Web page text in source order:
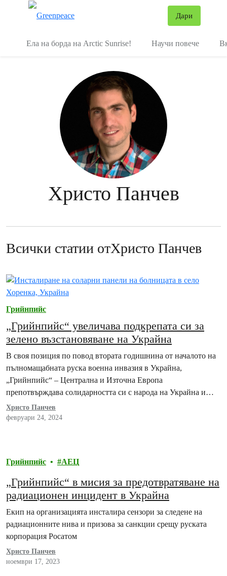
Дари
Ела на борда на Arctic Sunrise! Научи повече
Христо Панчев
Всички статии отХристо Панчев
Грийнпийс
„Грийнпийс“ увеличава подкрепата си за
зелено възстановяване на Украйна
В своя позиция по повод втората годишнина от началото на
пълномащабната руска военна инвазия в Украйна,
„Грийнпийс“ – Централна и Източна Европа
препотвърждава солидарността си с народа на Украйна и…
Христо Панчев
февруари 24, 2024
Грийнпийс АЕЦ
„Грийнпийс“ в мисия за предотвратяване на
радиационен инцидент в Украйна
Екип на организацията инсталира сензори за следене на
радиационните нива и призова за санкции срещу руската
корпорация Росатом
Христо Панчев
ноември 17, 2023